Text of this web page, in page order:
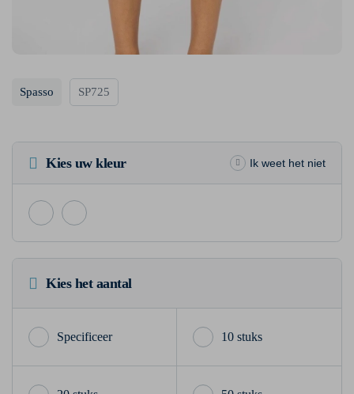
Spasso SP725
Kies uw kleur Ik weet het niet
Kies het aantal
10 stuks